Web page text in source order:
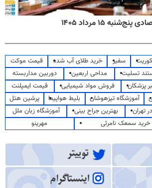
۱۵ مرداد ۱۴۰۵
سفیر خرید طلای آب شده
قیمت موکت
تسلیت مداحی اربعین
دوربین مداربسته
پزشکان
فروش مواد شیمیایی
قیمت ایمپلنت
آموزشگاه تیزهوشان بلیط هواپیما
پرشین هتل
تهران
بهترین جراح بینی
آموزشگاه زبان ملل
سمعک نامرئی
مهرینو